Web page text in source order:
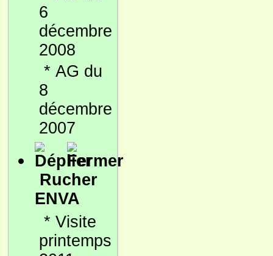
6
décembre
2008
* AG du
8
décembre
2007
Rucher
ENVA
* Visite
printemps